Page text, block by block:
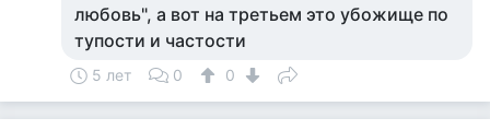
любовь", а вот на третьем это убожище по
тупости и частости
5 лет 0 0